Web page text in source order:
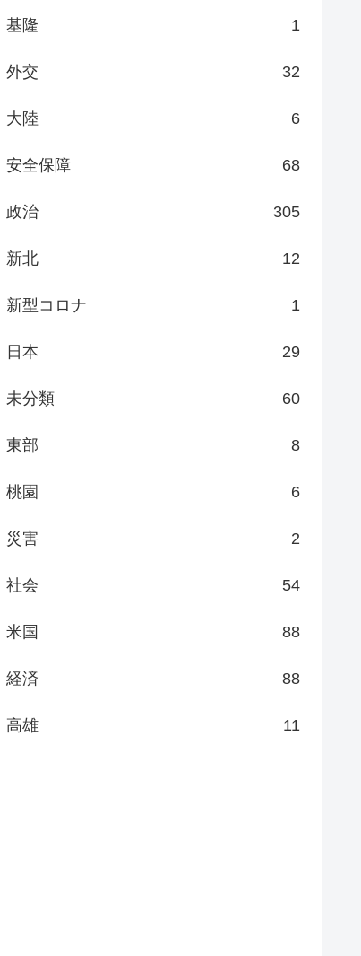
基隆 1
外交 32
大陸 6
安全保障 68
政治 305
新北 12
新型コロナ 1
日本 29
未分類 60
東部 8
桃園 6
災害 2
社会 54
米国 88
経済 88
高雄 11